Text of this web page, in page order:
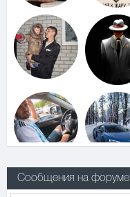
Сообщения на форуме